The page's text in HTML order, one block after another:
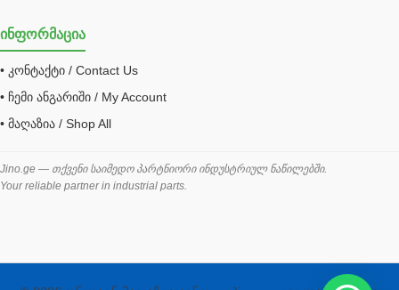
შემაერთებელი / გადამყვანი UNF ORFS
შემაერთებელი BSPP /გადამყვანი
შესაფუთი მანქანა ვაკუმით
შლანგი
საწვავის შლანგი
ინფორმაცია
• კონტაქტი / Contact Us
• ჩემი ანგარიში / My Account
• მაღაზია / Shop All
Jino.ge — თქვენი საიმედო პარტნიორი ინდუსტრიულ ნაწილებში.
Your reliable partner in industrial parts.